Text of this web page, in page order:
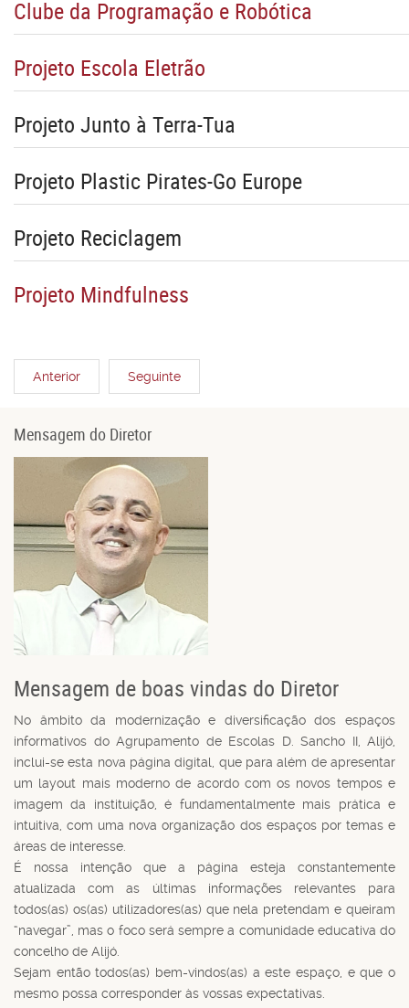
Clube da Programação e Robótica
Projeto Escola Eletrão
Projeto Junto à Terra-Tua
Projeto Plastic Pirates-Go Europe
Projeto Reciclagem
Projeto Mindfulness
Anterior Seguinte
Mensagem do Diretor
Mensagem de boas vindas do Diretor
No âmbito da modernização e diversificação dos espaços
informativos do Agrupamento de Escolas D. Sancho II, Alijó,
inclui-se esta nova página digital, que para além de apresentar
um layout mais moderno de acordo com os novos tempos e
imagem da instituição, é fundamentalmente mais prática e
intuitiva, com uma nova organização dos espaços por temas e
áreas de interesse.
É nossa intenção que a página esteja constantemente
atualizada com as últimas informações relevantes para
todos(as) os(as) utilizadores(as) que nela pretendam e queiram
“navegar”, mas o foco será sempre a comunidade educativa do
concelho de Alijó.
Sejam então todos(as) bem-vindos(as) a este espaço, e que o
mesmo possa corresponder às vossas expectativas.